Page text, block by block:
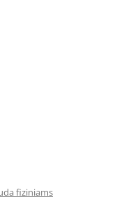
fiziniams